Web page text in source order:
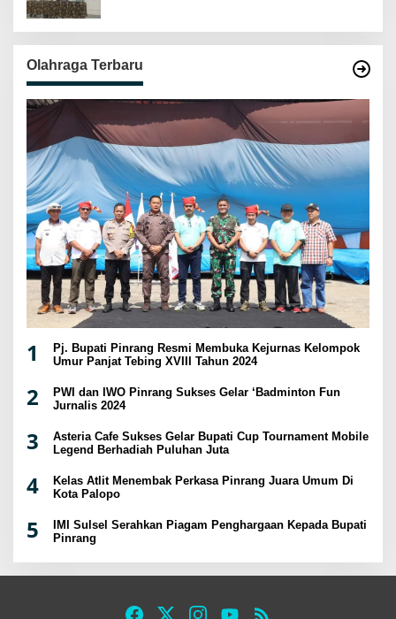
Olahraga Terbaru
1
Pj. Bupati Pinrang Resmi Membuka Kejurnas Kelompok
Umur Panjat Tebing XVIII Tahun 2024
2
PWI dan IWO Pinrang Sukses Gelar ‘Badminton Fun
Jurnalis 2024
3
Asteria Cafe Sukses Gelar Bupati Cup Tournament Mobile
Legend Berhadiah Puluhan Juta
4
Kelas Atlit Menembak Perkasa Pinrang Juara Umum Di
Kota Palopo
5
IMI Sulsel Serahkan Piagam Penghargaan Kepada Bupati
Pinrang